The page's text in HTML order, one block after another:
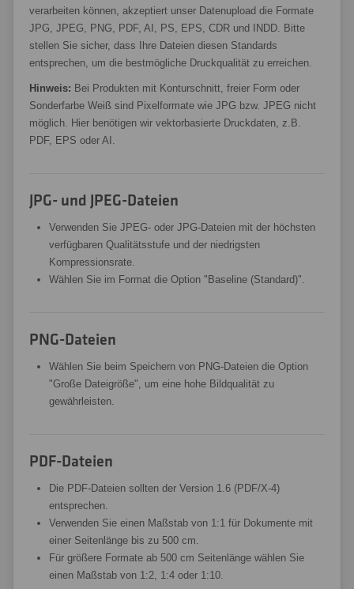
verarbeiten können, akzeptiert unser Datenupload die Formate
JPG, JPEG, PNG, PDF, AI, PS, EPS, CDR und INDD. Bitte
stellen Sie sicher, dass Ihre Dateien diesen Standards
entsprechen, um die bestmögliche Druckqualität zu erreichen.
Hinweis: Bei Produkten mit Konturschnitt, freier Form oder
Sonderfarbe Weiß sind Pixelformate wie JPG bzw. JPEG nicht
möglich. Hier benötigen wir vektorbasierte Druckdaten, z.B.
PDF, EPS oder AI.
JPG- und JPEG-Dateien
Verwenden Sie JPEG- oder JPG-Dateien mit der höchsten
verfügbaren Qualitätsstufe und der niedrigsten
Kompressionsrate.
Wählen Sie im Format die Option "Baseline (Standard)".
PNG-Dateien
Wählen Sie beim Speichern von PNG-Dateien die Option
"Große Dateigröße", um eine hohe Bildqualität zu
gewährleisten.
PDF-Dateien
Die PDF-Dateien sollten der Version 1.6 (PDF/X-4)
entsprechen.
Verwenden Sie einen Maßstab von 1:1 für Dokumente mit
einer Seitenlänge bis zu 500 cm.
Für größere Formate ab 500 cm Seitenlänge wählen Sie
einen Maßstab von 1:2, 1:4 oder 1:10.